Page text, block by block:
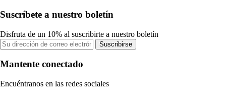
Suscríbete a nuestro boletín
Disfruta de un 10% al suscribirte a nuestro boletín
Suscribirse
Mantente conectado
Encuéntranos en las redes sociales